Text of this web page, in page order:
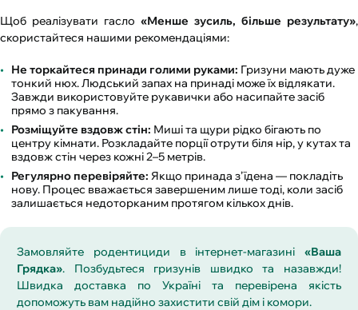
Щоб реалізувати гасло «Менше зусиль, більше результату»,
скористайтеся нашими рекомендаціями:
Не торкайтеся принади голими руками: Гризуни мають дуже
тонкий нюх. Людський запах на принаді може їх відлякати.
Завжди використовуйте рукавички або насипайте засіб
прямо з пакування.
Розміщуйте вздовж стін: Миші та щури рідко бігають по
центру кімнати. Розкладайте порції отрути біля нір, у кутах та
вздовж стін через кожні 2–5 метрів.
Регулярно перевіряйте: Якщо принада з’їдена — покладіть
нову. Процес вважається завершеним лише тоді, коли засіб
залишається недоторканим протягом кількох днів.
Замовляйте родентициди в інтернет-магазині «Ваша
Грядка». Позбудьтеся гризунів швидко та назавжди!
Швидка доставка по Україні та перевірена якість
допоможуть вам надійно захистити свій дім і комори.